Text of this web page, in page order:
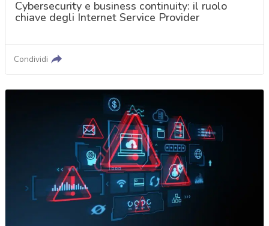
Cybersecurity e business continuity: il ruolo
chiave degli Internet Service Provider
Condividi